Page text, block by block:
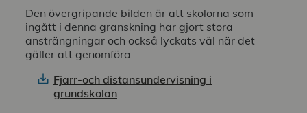
Den övergripande bilden är att skolorna som
ingått i denna granskning har gjort stora
ansträngningar och också lyckats väl när det
gäller att genomföra
Fjarr-och distansundervisning i
grundskolan